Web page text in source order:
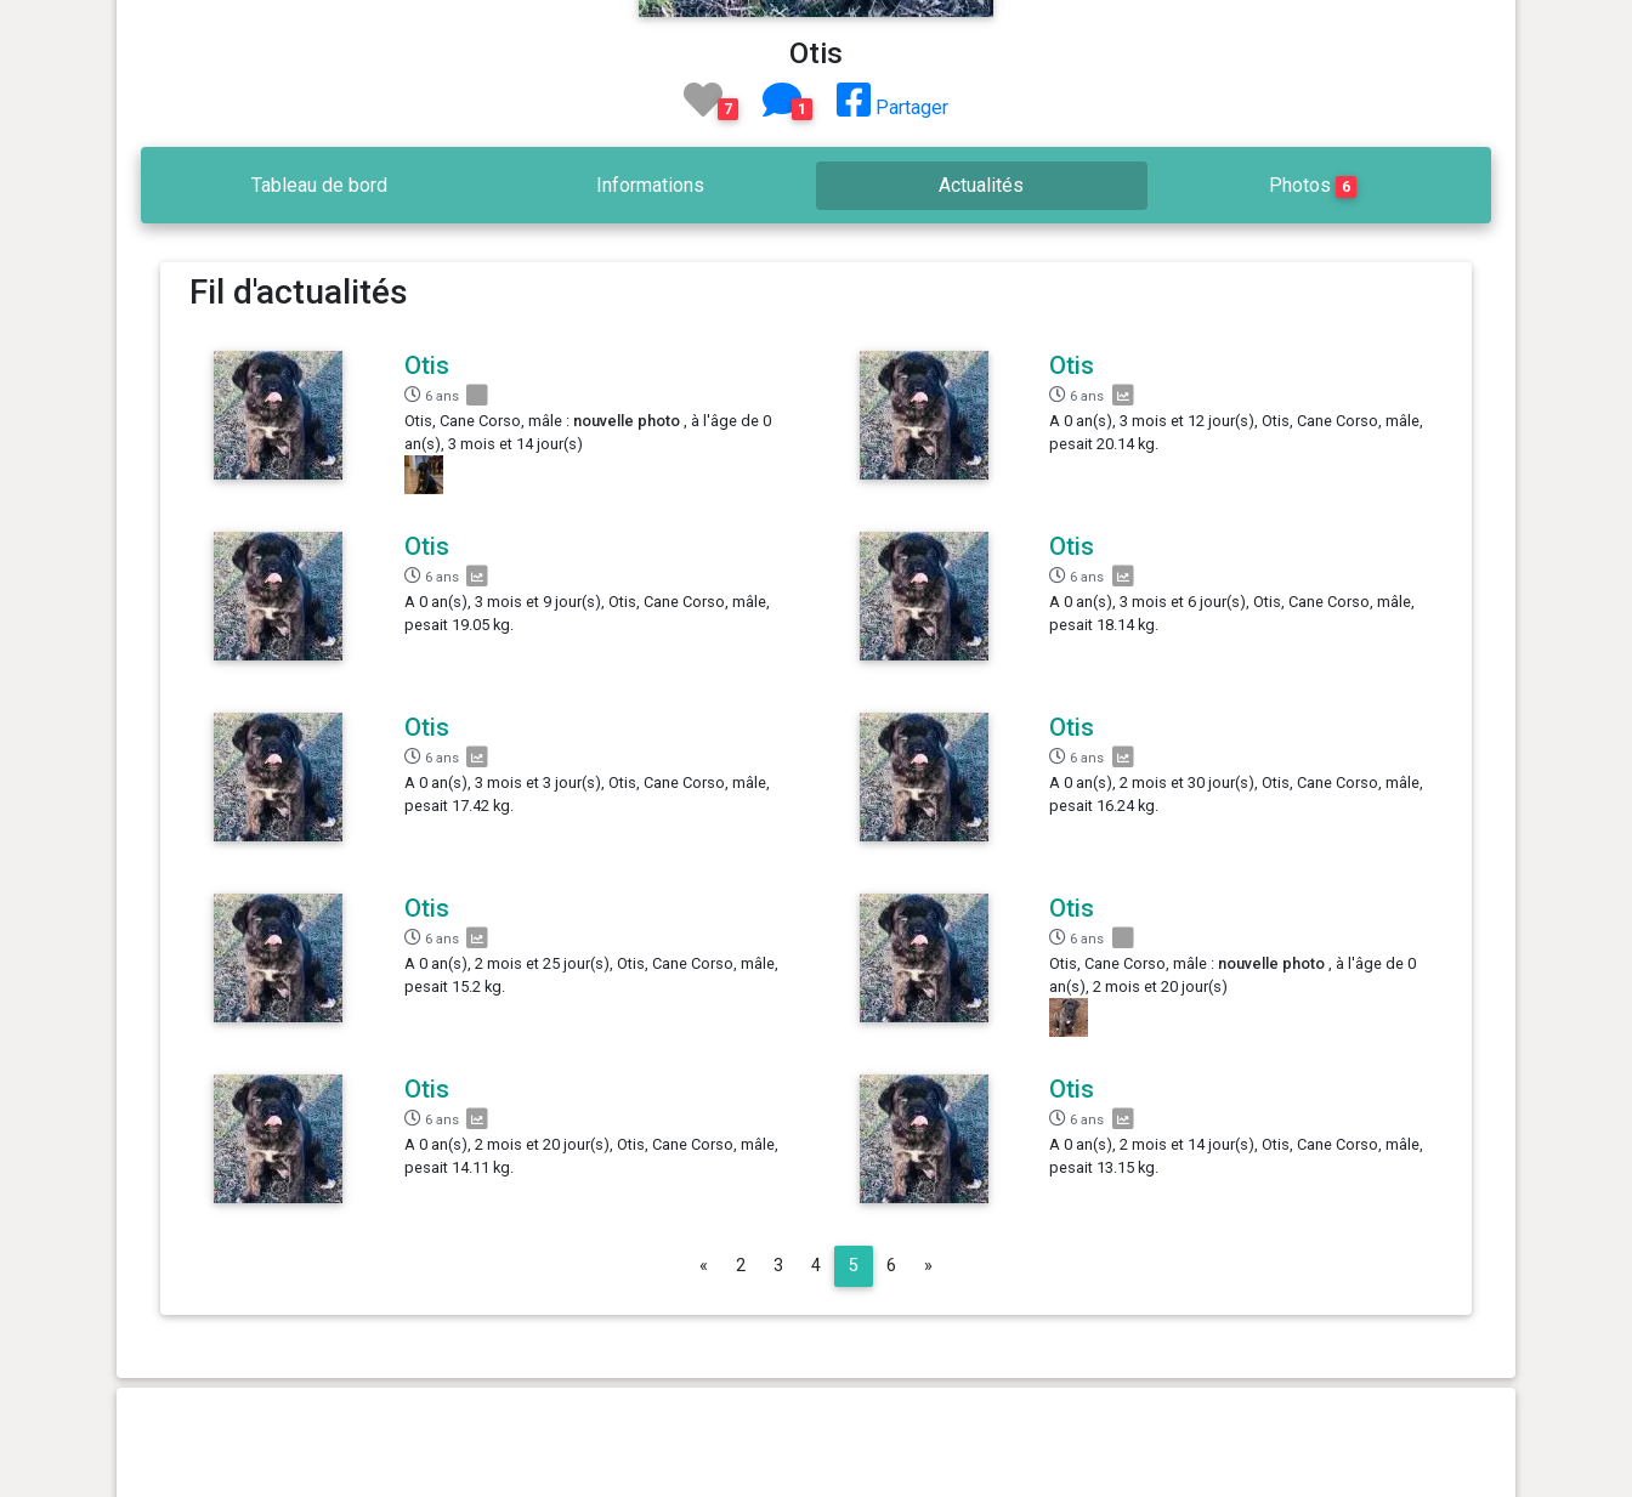
Otis
7 1 Partager
Tableau de bord Informations Actualités Photos 6
Fil d'actualités
Otis
6 ans
Otis, Cane Corso, mâle : nouvelle photo, à l'âge de 0
an(s), 3 mois et 14 jour(s)
Otis
6 ans
A 0 an(s), 3 mois et 12 jour(s), Otis, Cane Corso, mâle,
pesait 20.14 kg.
Otis
6 ans
A 0 an(s), 3 mois et 9 jour(s), Otis, Cane Corso, mâle,
pesait 19.05 kg.
Otis
6 ans
A 0 an(s), 3 mois et 6 jour(s), Otis, Cane Corso, mâle,
pesait 18.14 kg.
Otis
6 ans
A 0 an(s), 3 mois et 3 jour(s), Otis, Cane Corso, mâle,
pesait 17.42 kg.
Otis
6 ans
A 0 an(s), 2 mois et 30 jour(s), Otis, Cane Corso, mâle,
pesait 16.24 kg.
Otis
6 ans
A 0 an(s), 2 mois et 25 jour(s), Otis, Cane Corso, mâle,
pesait 15.2 kg.
Otis
6 ans
Otis, Cane Corso, mâle : nouvelle photo , à l'âge de 0
an(s), 2 mois et 20 jour(s)
Otis
6 ans
A 0 an(s), 2 mois et 20 jour(s), Otis, Cane Corso, mâle,
pesait 14.11 kg.
Otis
6 ans
A 0 an(s), 2 mois et 14 jour(s), Otis, Cane Corso, mâle,
pesait 13.15 kg.
« Previous
2 3 4 5 6 »